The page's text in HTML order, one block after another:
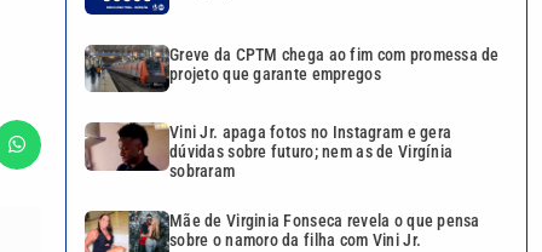
Greve da CPTM chega ao fim com promessa de
projeto que garante empregos
Vini Jr. apaga fotos no Instagram e gera
dúvidas sobre futuro; nem as de Virgínia
sobraram
Mãe de Virginia Fonseca revela o que pensa
sobre o namoro da filha com Vini Jr.